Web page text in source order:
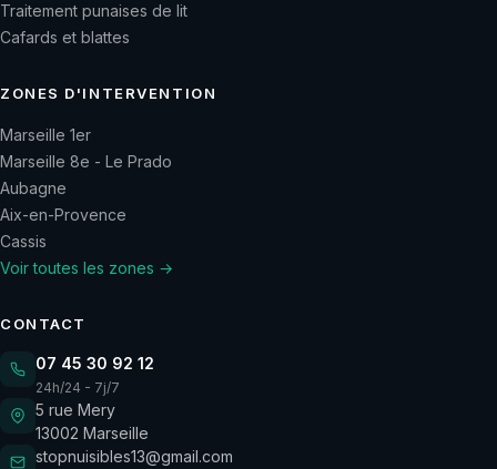
Traitement punaises de lit
Cafards et blattes
ZONES D'INTERVENTION
Marseille 1er
Marseille 8e - Le Prado
Aubagne
Aix-en-Provence
Cassis
Voir toutes les zones →
CONTACT
07 45 30 92 12
24h/24 - 7j/7
5 rue Mery
13002 Marseille
stopnuisibles13@gmail.com